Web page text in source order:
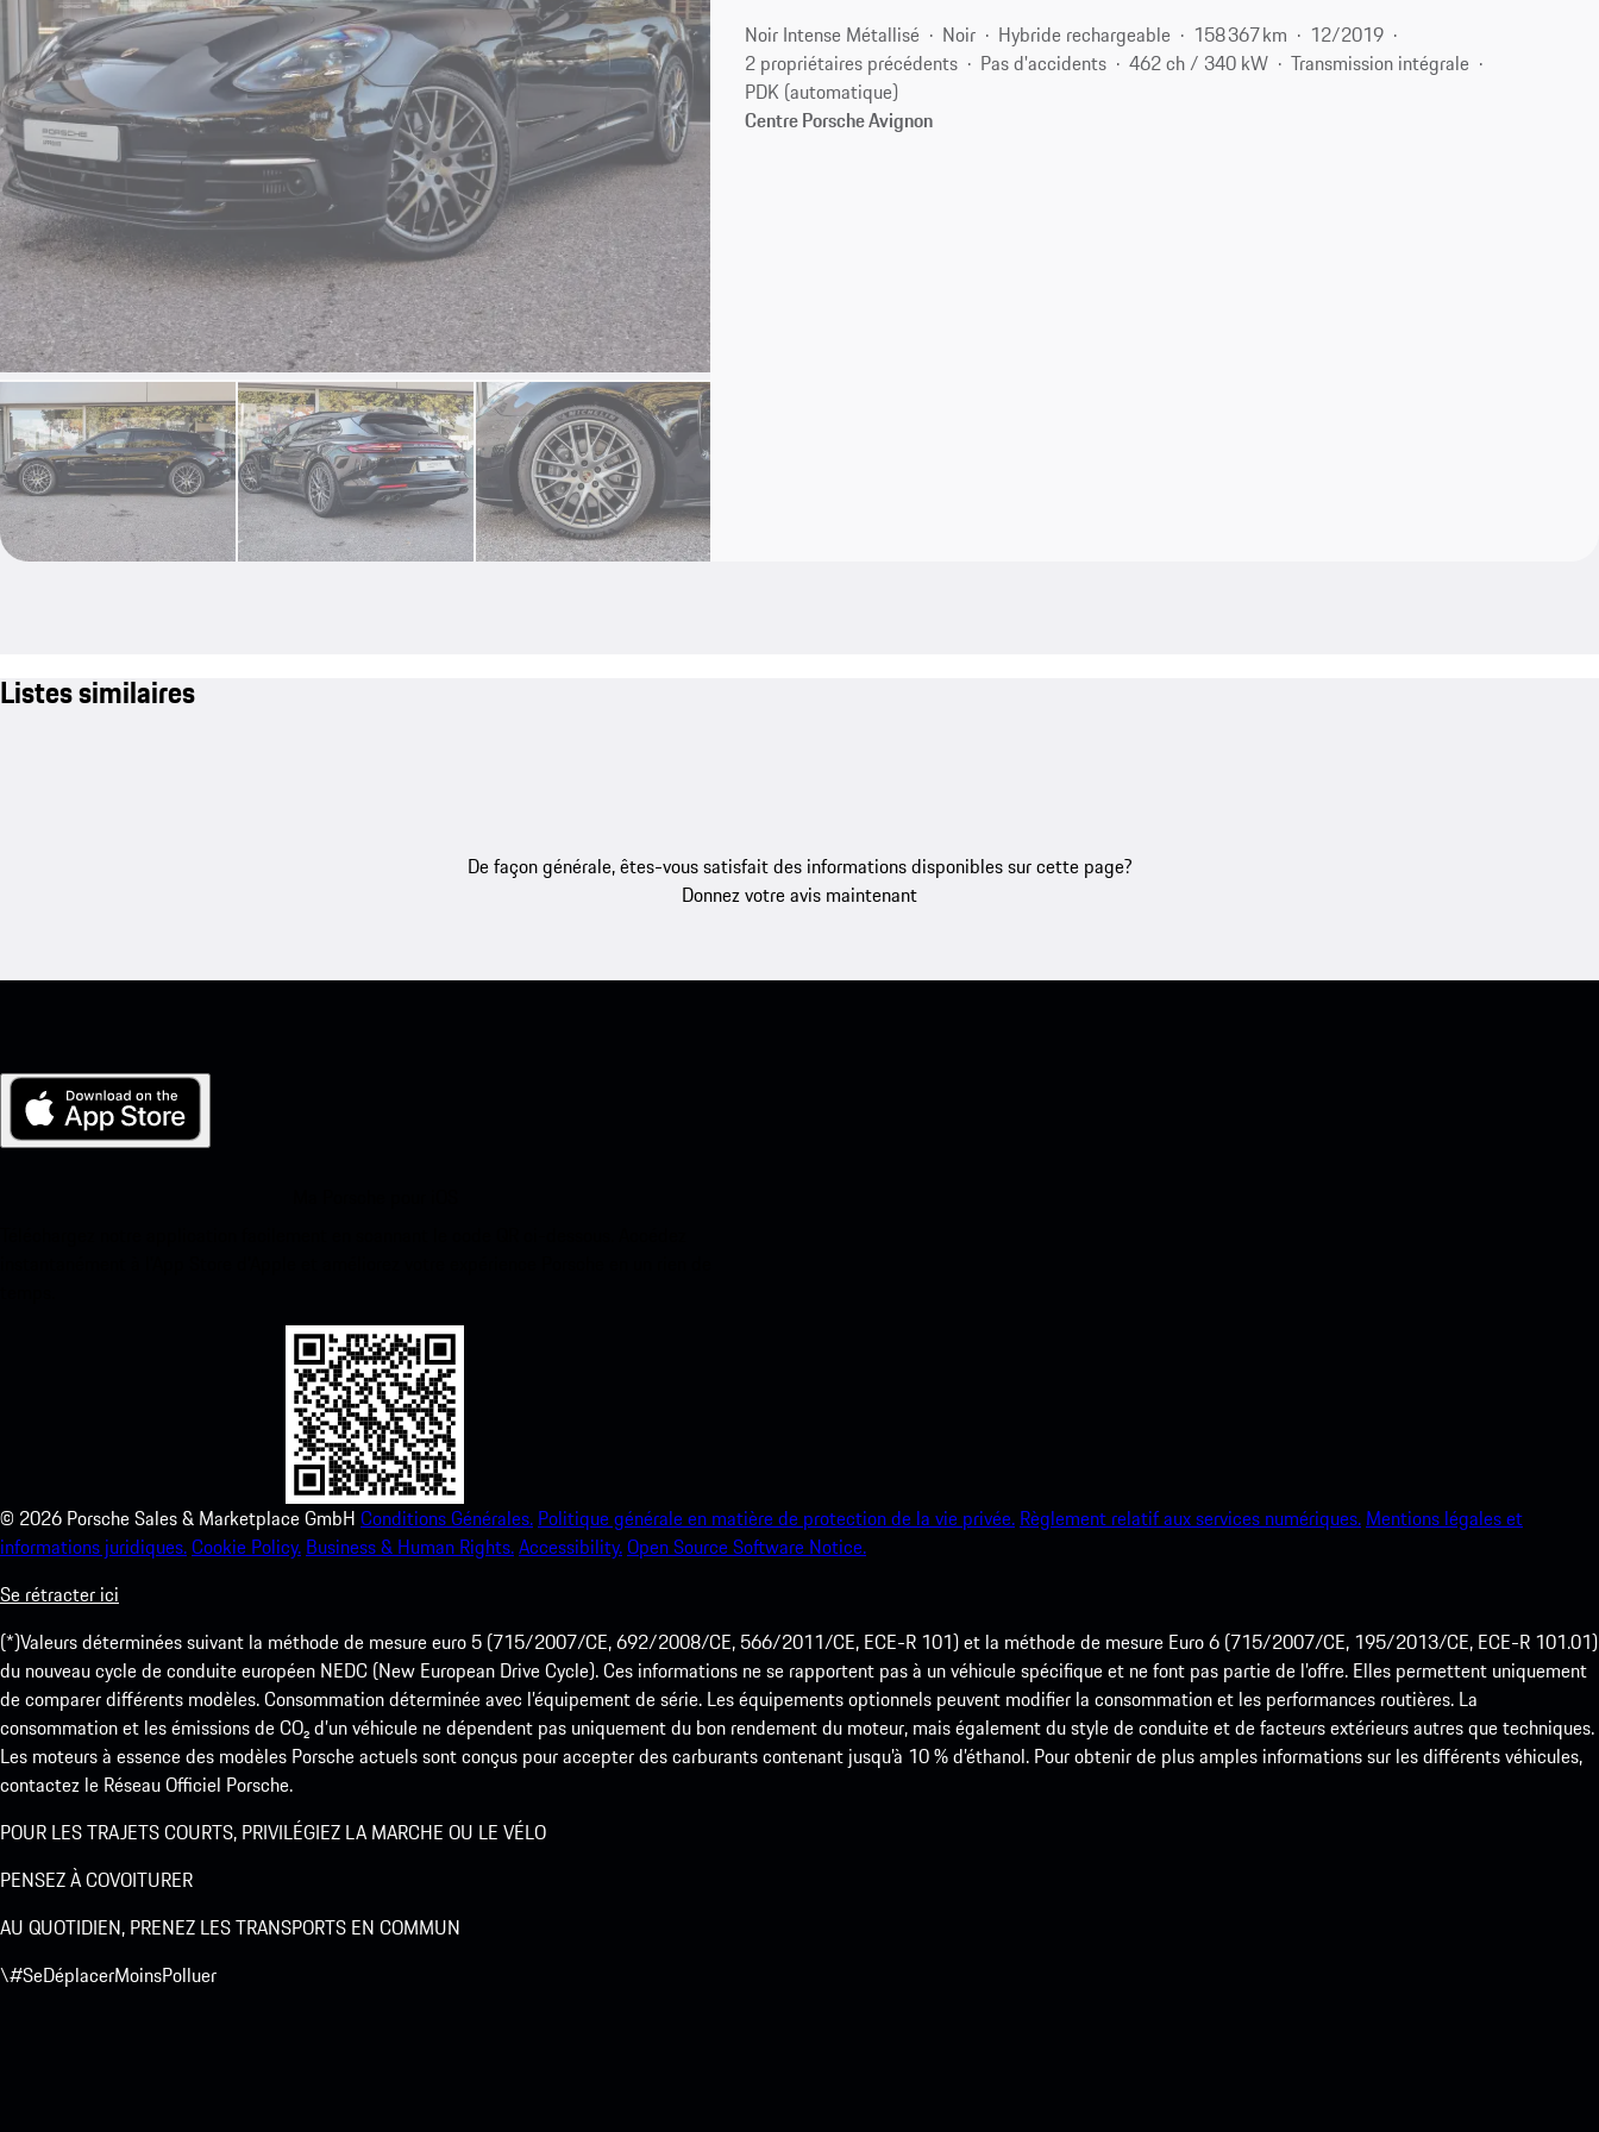
Noir Intense Métallisé Noir Hybride rechargeable 158 367 km
12/2019
2 propriétaires précédents
Pas d'accidents 462 ch / 340 kW
Transmission intégrale
PDK (automatique)
Centre Porsche Avignon
Listes similaires
De façon générale, êtes-vous satisfait des informations disponibles sur cette page?
Donnez votre avis maintenant
© 2026 Porsche Sales & Marketplace GmbH Conditions Générales. Politique générale en matière de protection de la vie privée. Règlement relatif aux services numériques. Mentions légales et
informations juridiques.Cookie Policy. Business & Human Rights.Accessibility.Open Source Software Notice.
Se rétracter ici
(*)Valeurs déterminées suivant la méthode de mesure euro 5 (715/2007/CE, 692/2008/CE, 566/2011/CE, ECE-R 101) et la méthode de mesure Euro 6 (715/2007/CE, 195/2013/CE, ECE-R 101.01)
du nouveau cycle de conduite européen NEDC (New European Drive Cycle). Ces informations ne se rapportent pas à un véhicule spécifique et ne font pas partie de l’offre. Elles permettent uniquement
de comparer différents modèles. Consommation déterminée avec l’équipement de série. Les équipements optionnels peuvent modifier la consommation et les performances routières. La
consommation et les émissions de CO₂ d’un véhicule ne dépendent pas uniquement du bon rendement du moteur, mais également du style de conduite et de facteurs extérieurs autres que techniques.
Les moteurs à essence des modèles Porsche actuels sont conçus pour accepter des carburants contenant jusqu’à 10 % d’éthanol. Pour obtenir de plus amples informations sur les différents véhicules,
contactez le Réseau Officiel Porsche.
POUR LES TRAJETS COURTS, PRIVILÉGIEZ LA MARCHE OU LE VÉLO
PENSEZ À COVOITURER
AU QUOTIDIEN, PRENEZ LES TRANSPORTS EN COMMUN
\#SeDéplacerMoinsPolluer